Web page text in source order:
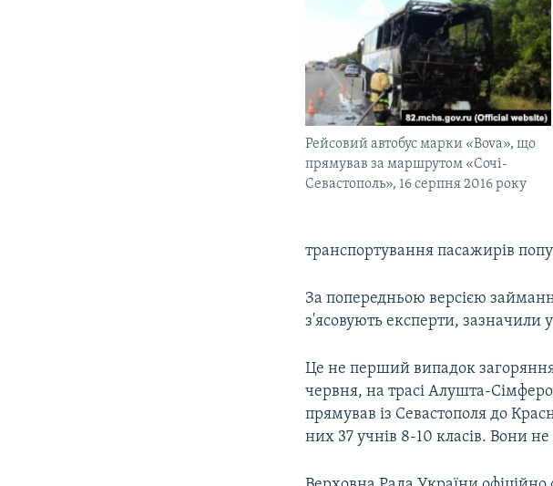
Рейсовий автобус марки «Bova», що
прямував за маршрутом «Сочі-
Севастополь», 16 серпня 2016 року
транспортування пасажирів
За попередньою версією
з'ясовують експерти, зазначили у
Це не перший випадок
червня, на трасі Алушта-
прямував із Севастополя до
них 37 учнів 8-10 класів. Вони